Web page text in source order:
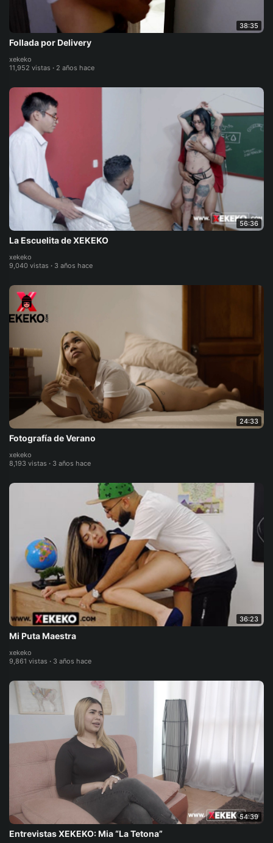
38:35
Follada por Delivery
xekeko
11,952 vistas · 2 años hace
56:36
La Escuelita de XEKEKO
xekeko
9,040 vistas · 3 años hace
24:33
Fotografía de Verano
xekeko
8,193 vistas · 3 años hace
36:23
Mi Puta Maestra
xekeko
9,861 vistas · 3 años hace
54:39
Entrevistas XEKEKO: Mia “La Tetona”